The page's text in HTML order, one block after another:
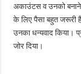
अकाउंटस व उनको बनाने
के लिए पैसा बहुत जरूरी
उनका धन्यवाद किया।
जोर दिया।